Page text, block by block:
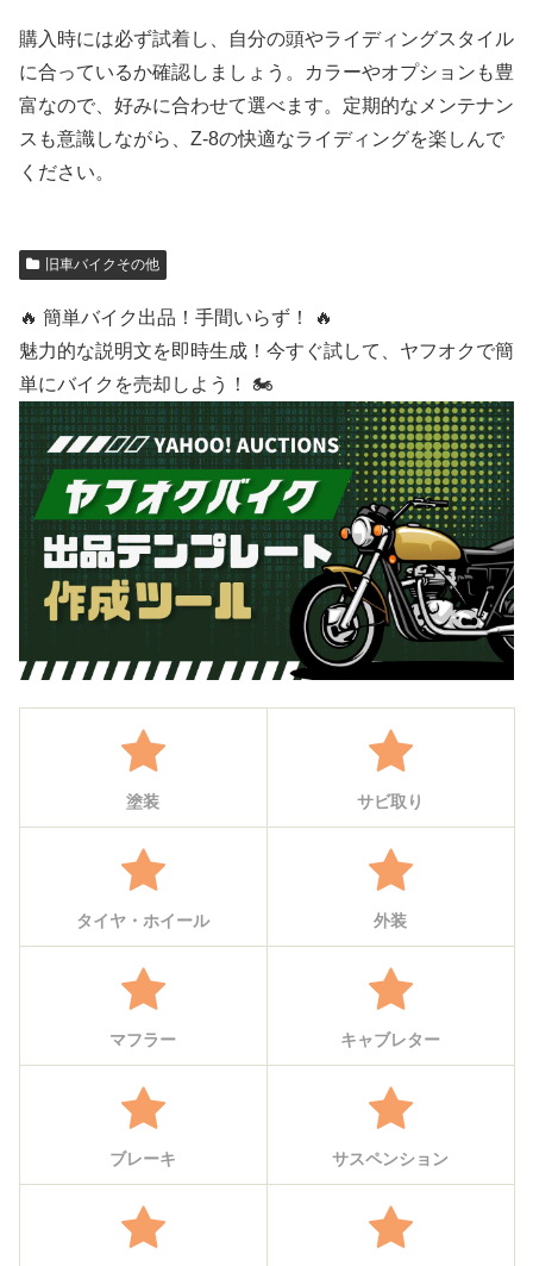
購入時には必ず試着し、自分の頭やライディングスタイル
に合っているか確認しましょう。カラーやオプションも豊
富なので、好みに合わせて選べます。定期的なメンテナン
スも意識しながら、Z-8の快適なライディングを楽しんで
ください。
旧車バイクその他
🔥 簡単バイク出品！手間いらず！ 🔥
魅力的な説明文を即時生成！今すぐ試して、ヤフオクで簡
単にバイクを売却しよう！ 🏍️
塗装 サビ取り
タイヤ・ホイール 外装
マフラー キャブレター
ブレーキ サスペンション